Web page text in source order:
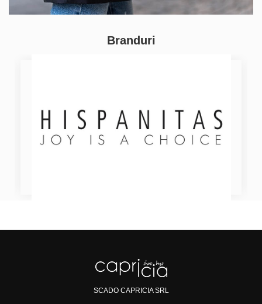
Branduri
SCADO CAPRICIA SRL